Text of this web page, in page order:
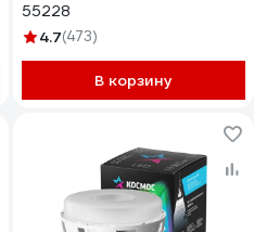
55228
4.7(473)
В корзину